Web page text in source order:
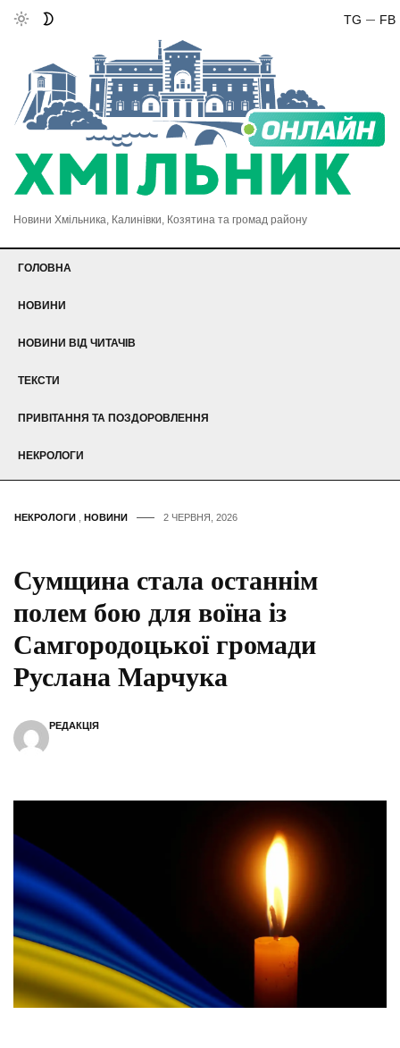
FB
TG
Новини Хмільника, Калинівки, Козятина та громад району
ГОЛОВНА
НОВИНИ
НОВИНИ ВІД ЧИТАЧІВ
ТЕКСТИ
ПРИВІТАННЯ ТА ПОЗДОРОВЛЕННЯ
НЕКРОЛОГИ
НЕКРОЛОГИ НОВИНИ 2 ЧЕРВНЯ, 2026
Сумщина стала останнім
полем бою для воїна із
Самгородоцької громади
Руслана Марчука
РЕДАКЦІЯ